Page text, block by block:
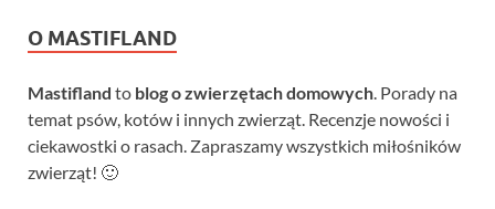
O MASTIFLAND
Mastifland to blog o zwierzętach domowych. Porady na
temat psów, kotów i innych zwierząt. Recenzje nowości i
ciekawostki o rasach. Zapraszamy wszystkich miłośników
zwierząt! 🙂